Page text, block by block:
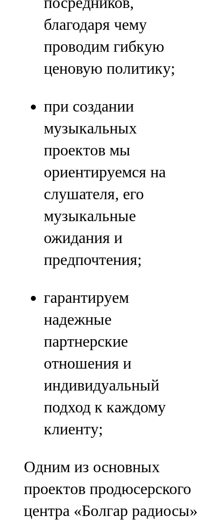
благодаря чему
проводим гибкую
ценовую политику;
при создании
музыкальных
проектов мы
ориентируемся на
слушателя, его
музыкальные
ожидания и
предпочтения;
гарантируем
надежные
партнерские
отношения и
индивидуальный
подход к каждому
клиенту;
Одним из основных
проектов продюсерского
центра «Болгар радиосы»